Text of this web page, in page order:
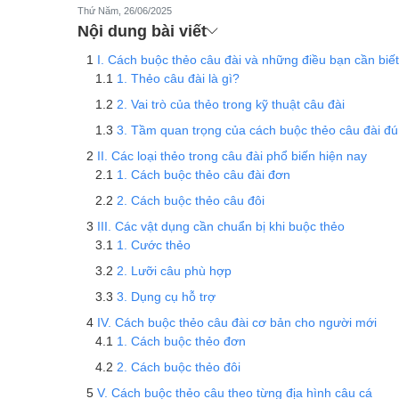
Thứ Năm, 26/06/2025
Nội dung bài viết
I. Cách buộc thẻo câu đài và những điều bạn cần biết
1. Thẻo câu đài là gì?
2. Vai trò của thẻo trong kỹ thuật câu đài
3. Tầm quan trọng của cách buộc thẻo câu đài
II. Các loại thẻo trong câu đài phổ biến hiện nay
1. Cách buộc thẻo câu đài đơn
2. Cách buộc thẻo câu đôi
III. Các vật dụng cần chuẩn bị khi buộc thẻo
1. Cước thẻo
2. Lưỡi câu phù hợp
3. Dụng cụ hỗ trợ
IV. Cách buộc thẻo câu đài cơ bản cho người mới
1. Cách buộc thẻo đơn
2. Cách buộc thẻo đôi
V. Cách buộc thẻo câu theo từng địa hình câu cá